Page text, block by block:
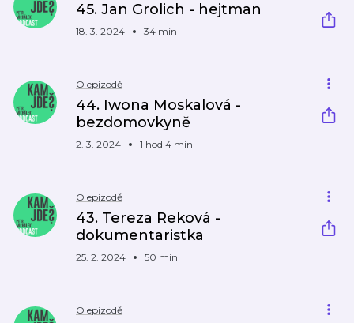
45. Jan Grolich - hejtman
18. 3. 2024 34 min
O epizodě
44. Iwona Moskalová -
bezdomovkyně
2. 3. 2024 1 hod 4 min
O epizodě
43. Tereza Reková -
dokumentaristka
25. 2. 2024 50 min
O epizodě